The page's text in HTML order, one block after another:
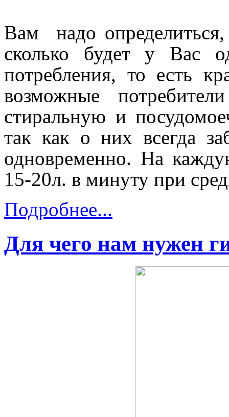
Вам надо
сколько будет у Вас
потребления, то есть
возможные
стиральную и
так как о них всегда
одновременно. На
15-20л. в минуту при
Подробнее...
Для чего нам нужен